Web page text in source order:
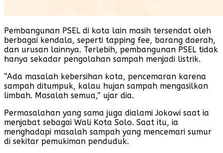
Pembangunan PSEL di kota lain masih tersendat oleh
berbagai kendala, seperti tapping fee, barang daerah,
dan urusan lainnya. Terlebih, pembangunan PSEL tidak
hanya sekadar pengolahan sampah menjadi listrik.
“Ada masalah kebersihan kota, pencemaran karena
sampah ditumpuk, kalau hujan sampah mengasilkan
limbah. Masalah semua,” ujar dia.
Permasalahan yang sama juga dialami Jokowi saat ia
menjabat sebagai Wali Kota Solo. Saat itu, ia
menghadapi masalah sampah yang mencemari sumur
di sekitar pemukiman penduduk.